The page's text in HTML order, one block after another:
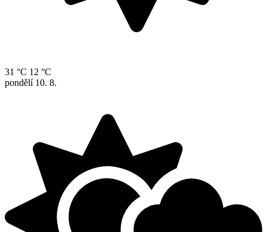
31 °C 12 °C
pondělí 10. 8.